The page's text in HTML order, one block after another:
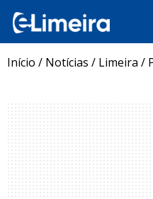
Início / Notícias / Limeira /